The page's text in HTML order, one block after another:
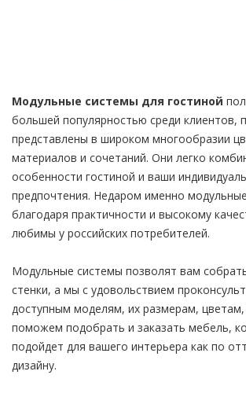
Модульные системы для гостиной
большей популярностью среди клиентов,
представлены в широком многообразии
материалов и сочетаний. Они легко
особенности гостиной и ваши
предпочтения. Недаром именно
благодаря практичности и высокому
любимы у российских потребителей.
Модульные системы позволят вам
стенки, а мы с удовольствием
доступным моделям, их размерам,
поможем подобрать и заказать мебель,
подойдет для вашего интерьера как по
дизайну.